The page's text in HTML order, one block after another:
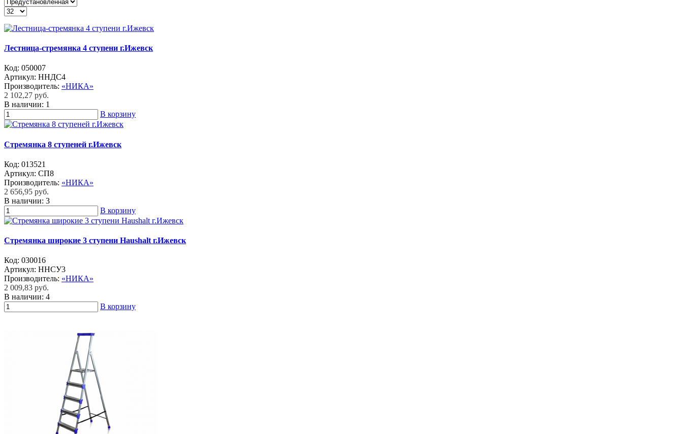
Лестница-стремянка 4 ступени г.Ижевск
Код: 050007
Артикул: ННДС4
Производитель: «НИКА»
2 102,27 руб.
В наличии: 1
В корзину
Стремянка 8 ступеней г.Ижевск
Код: 013521
Артикул: СП8
Производитель: «НИКА»
2 656,95 руб.
В наличии: 3
В корзину
Стремянка широкие 3 ступени Haushalt г.Ижевск
Код: 030016
Артикул: ННСУ3
Производитель: «НИКА»
2 009,83 руб.
В наличии: 4
В корзину